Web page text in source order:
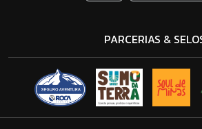
PARCERIAS &